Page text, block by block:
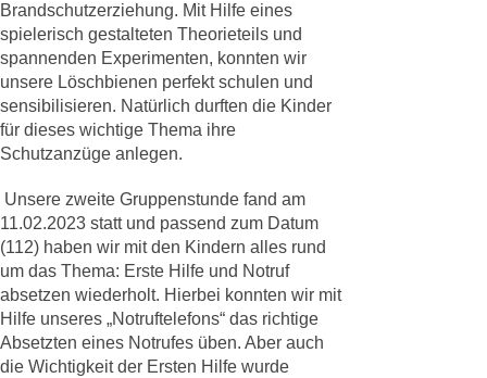
Brandschutzerziehung. Mit Hilfe eines
spielerisch gestalteten Theorieteils und
spannenden Experimenten, konnten wir
unsere Löschbienen perfekt schulen und
sensibilisieren. Natürlich durften die Kinder
für dieses wichtige Thema ihre
Schutzanzüge anlegen.
Unsere zweite Gruppenstunde fand am
11.02.2023 statt und passend zum Datum
(112) haben wir mit den Kindern alles rund
um das Thema: Erste Hilfe und Notruf
absetzen wiederholt. Hierbei konnten wir mit
Hilfe unseres „Notruftelefons“ das richtige
Absetzten eines Notrufes üben. Aber auch
die Wichtigkeit der Ersten Hilfe wurde